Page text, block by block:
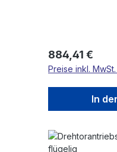
Regulärer
884,41 €
Preise inkl.
In